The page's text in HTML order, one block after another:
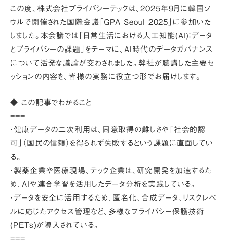
この度、株式会社プライバシーテックは、2025年9月に韓国ソ
ウルで開催された国際会議「GPA Seoul 2025」に参加いた
しました。本会議では「日常生活における人工知能(AI)：データ
とプライバシーの課題」をテーマに、AI時代のデータガバナンス
について活発な議論が交わされました。弊社が聴講した主要セ
ッションの内容を、皆様の実務に役立つ形でお届けします。
◆ この記事でわかること
===
・健康データの二次利用は、同意取得の難しさや「社会的認
可」（国民の信頼）を得られず失敗するという課題に直面してい
る。
・製薬企業や医療現場、テック企業は、研究開発を加速するた
め、AIや連合学習を活用したデータ分析を実践している。
・データを安全に活用するため、匿名化、合成データ、リスクレベ
ルに応じたアクセス管理など、多様なプライバシー保護技術
(PETs)が導入されている。
===